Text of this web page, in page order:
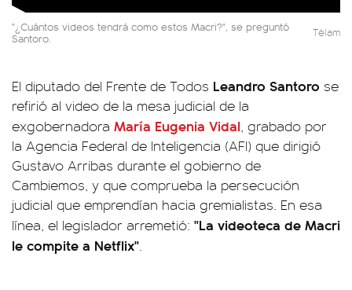
"¿Cuántos videos tendrá como estos Macri?", se preguntó
Santoro. Télam
El diputado del Frente de Todos Leandro Santoro se
refirió al video de la mesa judicial de la
exgobernadora María Eugenia Vidal, grabado por
la Agencia Federal de Inteligencia (AFI) que dirigió
Gustavo Arribas durante el gobierno de
Cambiemos, y que comprueba la persecución
judicial que emprendían hacia gremialistas. En esa
línea, el legislador arremetió: "La videoteca de Macri
le compite a Netflix".